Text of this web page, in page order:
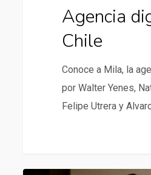
Agencia
Chile
Conoce a Mila, la
por Walter Yenes,
Felipe Utrera y